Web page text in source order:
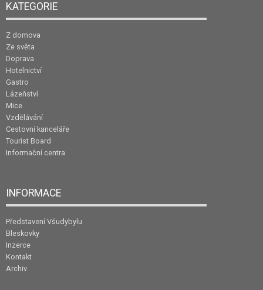
KATEGORIE
Z domova
Ze světa
Doprava
Hotelnictví
Gastro
Lázeňství
Mice
Vzdělávání
Cestovní kanceláře
Tourist Board
Informační centra
INFORMACE
Představení Všudybylu
Bleskovky
Inzerce
Kontakt
Archiv